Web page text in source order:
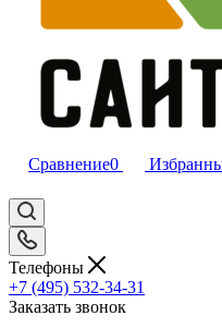
Сравнение0
Телефоны
+7 (495) 532‑34‑31
Заказать звонок